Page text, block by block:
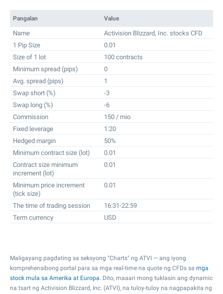
Pangalan Value
Name
Activision Blizzard, Inc. stocks CFD
1 Pip Size
0.01
Size of 1 lot
100 contracts
Minimum spread (pips)
0
Avg. spread (pips)
1
Swap short (%)
-3
Swap long (%)
-6
Commission
150 / mio
Fixed leverage
1:20
Hedged margin
50%
Minimum contract size (lot)
0.01
Contract size minimum
increment (lot)
0.01
Minimum price increment
(tick size)
0.01
The time of trading session
16:31-22:59
Term currency
USD
Maligayang pagdating sa seksyong "Charts" ng ATVI — ang iyong
komprehensibong portal para sa mga real-time na quote ng CFDs sa mga
stock mula sa Amerika at Europa. Dito, maaari mong tuklasin ang dynamic
na tsart ng Activision Blizzard, Inc. (ATVI), na tuloy-tuloy na nagpapakita ng